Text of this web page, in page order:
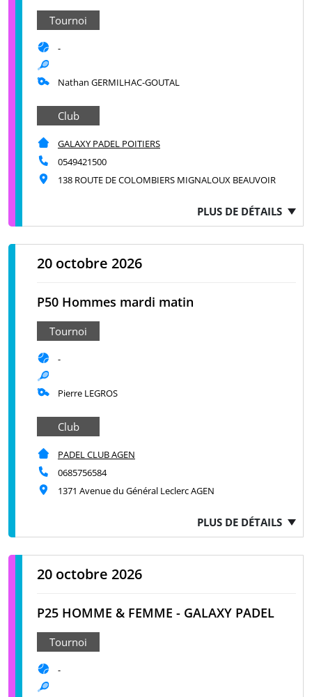
Tournoi
-
Nathan GERMILHAC-GOUTAL
Club
GALAXY PADEL POITIERS
0549421500
138 ROUTE DE COLOMBIERS MIGNALOUX BEAUVOIR
PLUS DE DÉTAILS
20 octobre 2026
P50 Hommes mardi matin
Tournoi
-
Pierre LEGROS
Club
PADEL CLUB AGEN
0685756584
1371 Avenue du Général Leclerc AGEN
PLUS DE DÉTAILS
20 octobre 2026
P25 HOMME & FEMME - GALAXY PADEL
Tournoi
-